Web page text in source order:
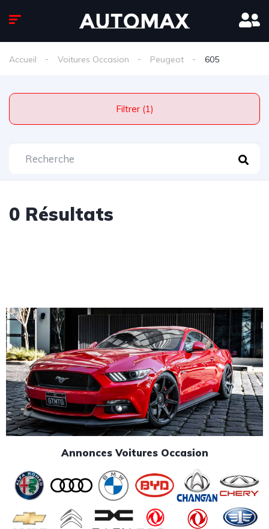
Accueil Voitures Occasion Peugeot 605
Filtrer (1)
0 Résultats
Annonces Voitures Occasion